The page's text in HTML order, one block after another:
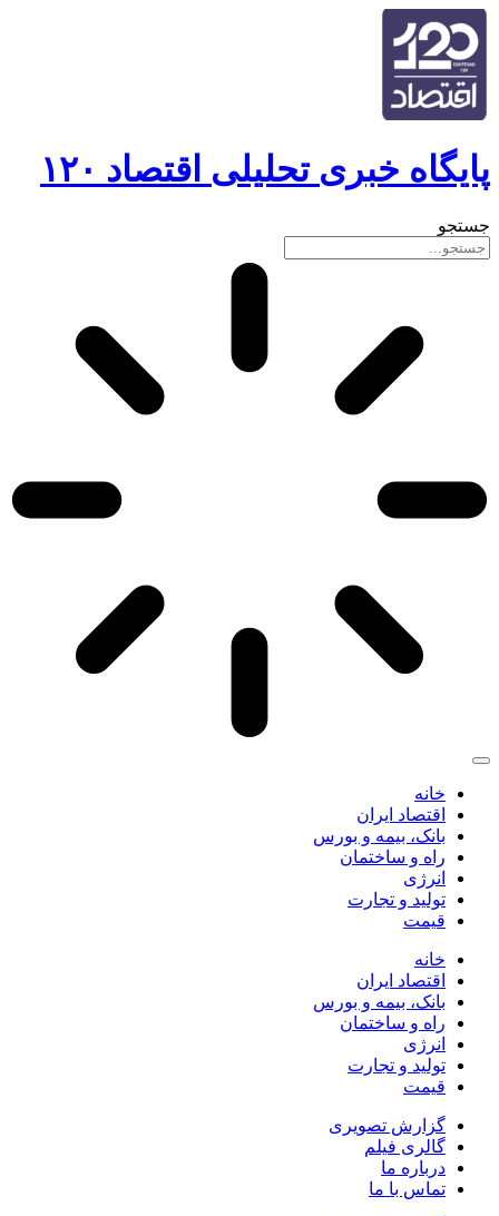
پایگاه خبری تحلیلی اقتصاد ۱۲۰
جستجو
خانه
اقتصاد ایران
بانک، بیمه و بورس
راه و ساختمان
انرژی
تولید و تجارت
قیمت
خانه
اقتصاد ایران
بانک، بیمه و بورس
راه و ساختمان
انرژی
تولید و تجارت
قیمت
گزارش تصویری
گالری فیلم
درباره ما
تماس با ما